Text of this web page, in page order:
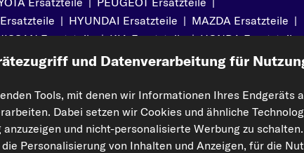
| HYUNDAI Ersatzteile | MAZDA Ersatzteile |
Ersatzteile | KIA Ersatzteile | HONDA Ersatzteile
| VOLVO Ersatzteile
Hilfe & Support
Kontakt
und Datenverarbeitung für
Tools, mit denen wir Informationen Ihres Endgeräts
Dabei setzen wir Cookies und ähnliche
anzuzeigen und nicht-personalisierte Werbung zu
Personalisierung von Inhalten und Anzeigen, für die